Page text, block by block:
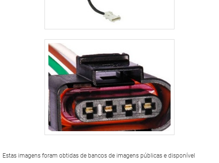
Estas imagens foram obtidas de bancos de imagens públicas e disponível